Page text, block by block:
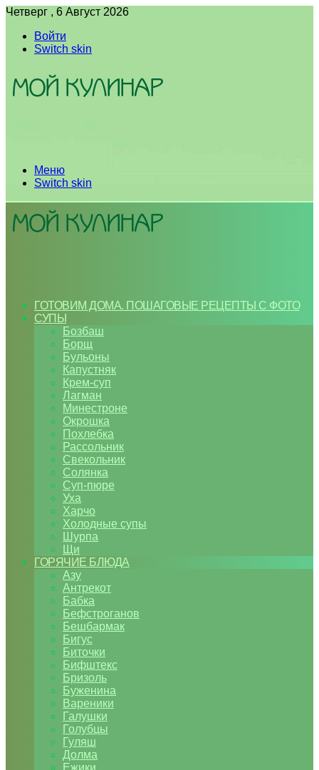
Четверг , 6 Август 2026
Войти
Switch skin
Меню
Switch skin
ГОТОВИМ ДОМА. ПОШАГОВЫЕ РЕЦЕПТЫ С ФОТО
СУПЫ
Бозбаш
Борщ
Бульоны
Капустняк
Крем-суп
Лагман
Минестроне
Окрошка
Похлебка
Рассольник
Свекольник
Солянка
Суп-пюре
Уха
Харчо
Холодные супы
Шурпа
Щи
ГОРЯЧИЕ БЛЮДА
Азу
Антрекот
Бабка
Бефстроганов
Бешбармак
Бигус
Биточки
Бифштекс
Бризоль
Буженина
Вареники
Галушки
Голубцы
Гуляш
Долма
Ежики